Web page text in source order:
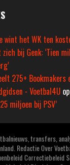
wint het WK ten
bij Genk: ‘Tien
275+
- Voetbal4U op
miljoen bij PSV’
transfers,
Redactie Over
Correctiebeleid